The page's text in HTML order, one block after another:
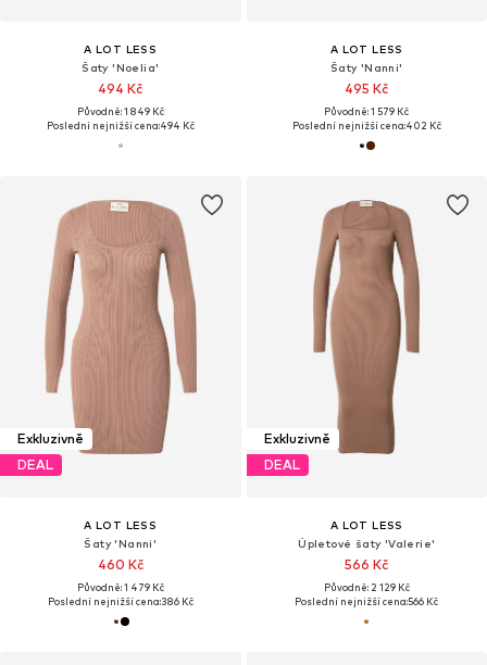
A LOT LESS
Šaty 'Noelia'
494 Kč
Původně: 1 849 Kč
Poslední nejnižší cena:494 Kč
A LOT LESS
Šaty 'Nanni'
495 Kč
Původně: 1 579 Kč
Poslední nejnižší cena:402 Kč
Exkluzivně
DEAL
A LOT LESS
Šaty 'Nanni'
460 Kč
Původně: 1 479 Kč
Poslední nejnižší cena:386 Kč
Exkluzivně
DEAL
A LOT LESS
Úpletové šaty 'Valerie'
566 Kč
Původně: 2 129 Kč
Poslední nejnižší cena:566 Kč